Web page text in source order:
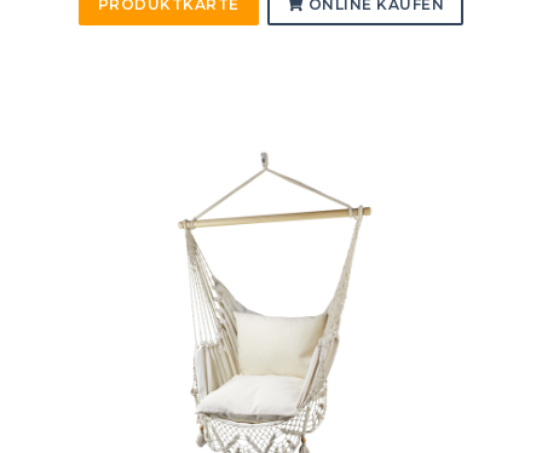
PRODUKTKARTE ONLINE KAUFEN